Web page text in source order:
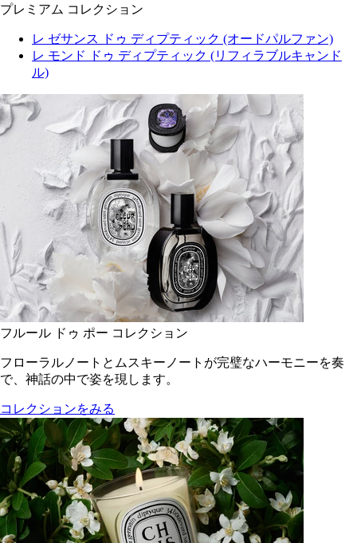
プレミアム コレクション
レ ゼサンス ドゥ ディプティック (オードパルファン)
レ モンド ドゥ ディプティック (リフィラブルキャンド
ル)
フルール ドゥ ポー コレクション
フローラルノートとムスキーノートが完璧なハーモニーを奏
で、神話の中で姿を現します。
コレクションをみる